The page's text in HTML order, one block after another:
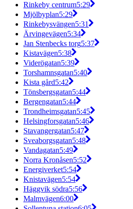
Rinkeby centrum5:29
Mjölbyplan5:29
Rinkebysvängen5:31
Ärvingevägen5:34
Jan Stenbecks torg5:37
Kistavägen5:38
Viderögatan5:39
Torshamnsgatan5:40
Kista gård5:42
Tönsbergsgatan5:44
Bergengatan5:44
Trondheimsgatan5:45
Helsingforsgatan5:46
Stavangergatan5:47
Sveaborgsgatan5:48
Vandagatan5:49
Norra Kronåsen5:52
Energiverket5:54
Knistavägen5:54
Häggvik södra5:56
Malmvägen6:00